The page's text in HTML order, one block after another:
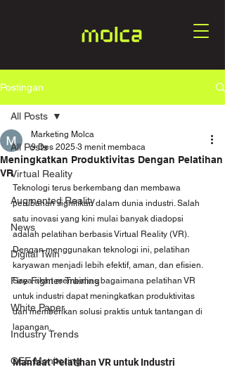
Postingan
All Posts
Virtual Reality
Augmented Reality
News
Digital Twin
Fire Fighter Training
White Paper
Industry Trends
OEE Monitoring
All Posts
Meningkatkan Produktivitas Dengan Pelatihan
VR
Marketing Molca
9 Des 2025 3 menit membaca
Teknologi terus berkembang dan membawa
perubahan signifikan dalam dunia industri. Salah
satu inovasi yang kini mulai banyak diadopsi
adalah pelatihan berbasis Virtual Reality (VR).
Dengan menggunakan teknologi ini, pelatihan
karyawan menjadi lebih efektif, aman, dan efisien.
Saya akan membahas bagaimana pelatihan VR
untuk industri dapat meningkatkan produktivitas
dan memberikan solusi praktis untuk tantangan di
lapangan.
Manfaat Pelatihan VR untuk Industri